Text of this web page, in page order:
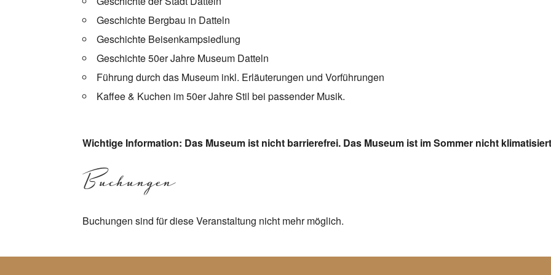
Geschichte Bergbau in Datteln
Geschichte Beisenkampsiedlung
Geschichte 50er Jahre Museum Datteln
Führung durch das Museum inkl. Erläuterungen und Vorführungen
Kaffee & Kuchen im 50er Jahre Stil bei passender Musik.
Wichtige Information: Das Museum ist nicht barrierefrei. Das Museum ist im Sommer nicht
Buchungen
Buchungen sind für diese Veranstaltung nicht mehr möglich.